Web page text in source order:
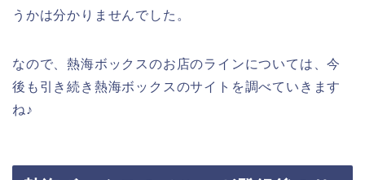
うかは分かりませんでした。
なので、熱海ボックスのお店のラインについては、今
後も引き続き熱海ボックスのサイトを調べていきます
ね♪